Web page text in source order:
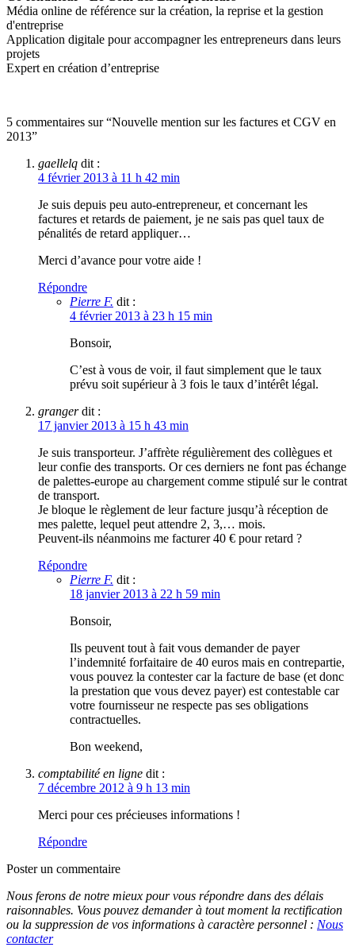
Média online de référence sur la création, la reprise et la gestion
d'entreprise
Application digitale pour accompagner les entrepreneurs dans leurs
projets
Expert en création d’entreprise
5 commentaires sur “Nouvelle mention sur les factures et CGV en
2013”
gaellelq dit :
4 février 2013 à 11 h 42 min
Je suis depuis peu auto-entrepreneur, et concernant les
factures et retards de paiement, je ne sais pas quel taux de
pénalités de retard appliquer…
Merci d’avance pour votre aide !
Répondre
Pierre F. dit :
4 février 2013 à 23 h 15 min
Bonsoir,
C’est à vous de voir, il faut simplement que le taux
prévu soit supérieur à 3 fois le taux d’intérêt légal.
granger dit :
17 janvier 2013 à 15 h 43 min
Je suis transporteur. J’affrète régulièrement des collègues et
leur confie des transports. Or ces derniers ne font pas échange
de palettes-europe au chargement comme stipulé sur le contrat
de transport.
Je bloque le règlement de leur facture jusqu’à réception de
mes palette, lequel peut attendre 2, 3,… mois.
Peuvent-ils néanmoins me facturer 40 € pour retard ?
Répondre
Pierre F. dit :
18 janvier 2013 à 22 h 59 min
Bonsoir,
Ils peuvent tout à fait vous demander de payer
l’indemnité forfaitaire de 40 euros mais en contrepartie,
vous pouvez la contester car la facture de base (et donc
la prestation que vous devez payer) est contestable car
votre fournisseur ne respecte pas ses obligations
contractuelles.
Bon weekend,
comptabilité en ligne dit :
7 décembre 2012 à 9 h 13 min
Merci pour ces précieuses informations !
Répondre
Poster un commentaire
Nous ferons de notre mieux pour vous répondre dans des délais
raisonnables. Vous pouvez demander à tout moment la rectification
ou la suppression de vos informations à caractère personnel : Nous
contacter